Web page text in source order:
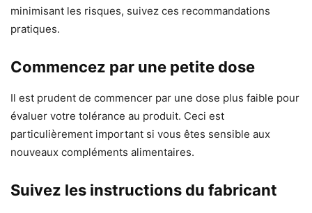
minimisant les risques, suivez ces recommandations
pratiques.
Commencez par une petite dose
Il est prudent de commencer par une dose plus faible pour
évaluer votre tolérance au produit. Ceci est
particulièrement important si vous êtes sensible aux
nouveaux compléments alimentaires.
Suivez les instructions du fabricant